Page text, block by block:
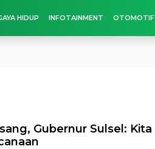
HIDUP INFOTAINMENT OTOMOTIF
Gubernur Sulsel: Kita